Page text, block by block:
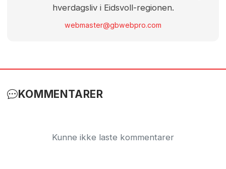
hverdagsliv i Eidsvoll-regionen.
webmaster@gbwebpro.com
KOMMENTARER
Kunne ikke laste kommentarer